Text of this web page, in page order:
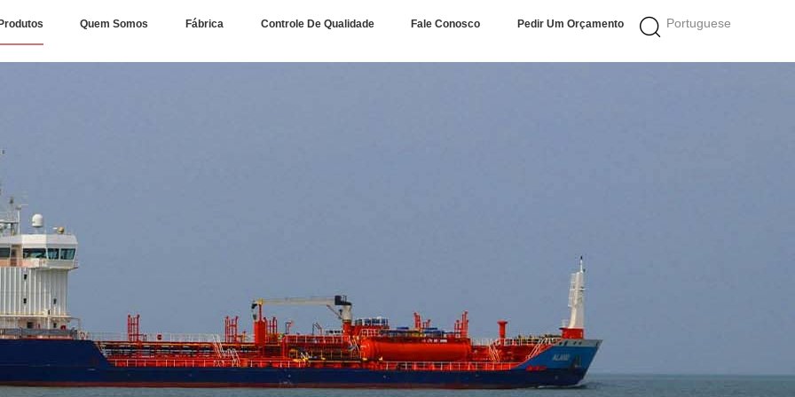
Portuguese
Quem Somos Fábrica Controle De Qualidade Fale Conosco Pedir Um Orçamento